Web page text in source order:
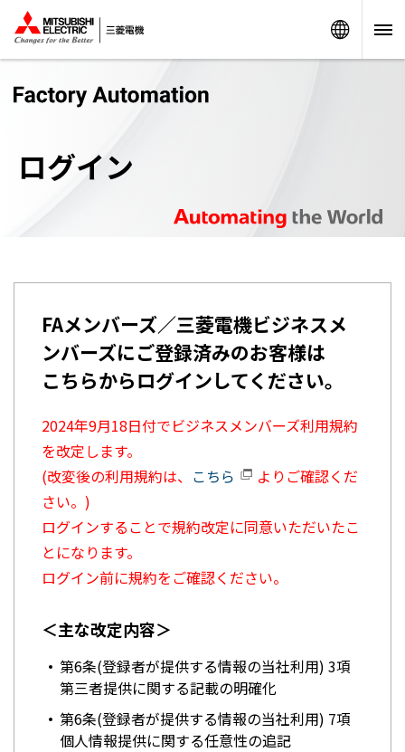
ログイン
FAメンバーズ／三菱電機ビジネスメ
ンバーズにご登録済みのお客様は
こちらからログインしてください。
2024年9月18日付でビジネスメンバーズ利用規約
を改定します。
(改変後の利用規約は、 こちら
よりご確認くだ
さい。)
ログインすることで規約改定に同意いただいたこ
とになります。
ログイン前に規約をご確認ください。
＜主な改定内容＞
第6条(登録者が提供する情報の当社利用) 3項
第三者提供に関する記載の明確化
第6条(登録者が提供する情報の当社利用) 7項
個人情報提供に関する任意性の追記